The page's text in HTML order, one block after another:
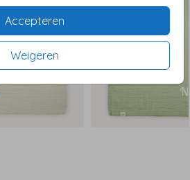
Accepteren
Weigeren